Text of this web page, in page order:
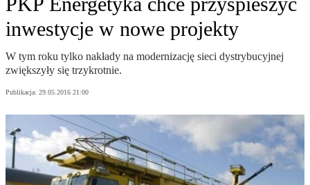
inwestycje w nowe projekty
W tym roku tylko nakłady na modernizację sieci dystrybucyjnej
zwiększyły się trzykrotnie.
Publikacja: 29.05.2016 21:00